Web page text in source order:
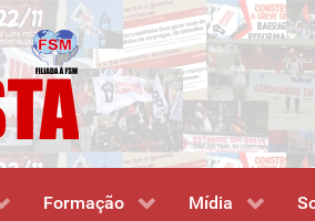
Formação Mídia